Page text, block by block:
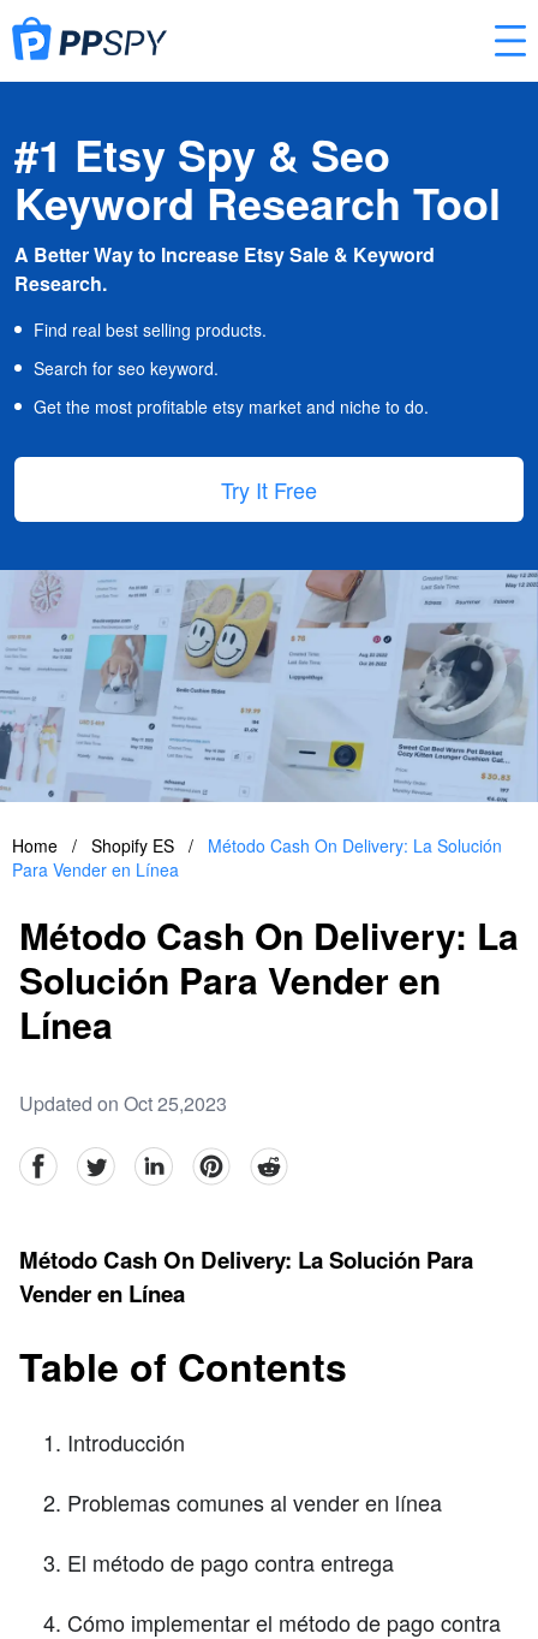
#1 Etsy Spy & Seo
Keyword Research Tool
A Better Way to Increase Etsy Sale & Keyword
Research.
Find real best selling products.
Search for seo keyword.
Get the most profitable etsy market and niche to do.
Try It Free
Home / Shopify ES /
Método Cash On Delivery: La Solución
Para Vender en Línea
Método Cash On Delivery: La
Solución Para Vender en
Línea
Updated on Oct 25,2023
facebookTwitter linkedinpinterestreddit
Método Cash On Delivery: La Solución Para
Vender en Línea
Table of Contents
Introducción
Problemas comunes al vender en línea
El método de pago contra entrega
Cómo implementar el método de pago contra